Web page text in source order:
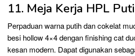
11. Meja Kerja HPL
Perpaduan warna putih dan cokelat
besi hollow 4×4 dengan finishing cat
kesan modern. Dapat digunakan